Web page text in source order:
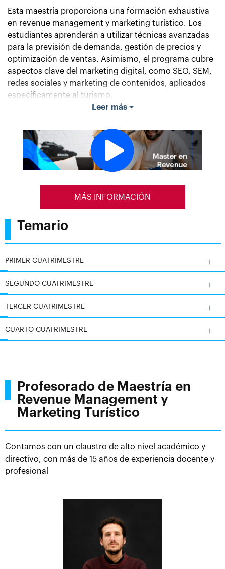
Esta maestría proporciona una formación exhaustiva
en revenue management y marketing turístico. Los
estudiantes aprenderán a utilizar técnicas avanzadas
para la previsión de demanda, gestión de precios y
optimización de ventas. Asimismo, el programa cubre
aspectos clave del marketing digital, como SEO, SEM,
redes sociales y marketing de contenidos, aplicados
específicamente al turismo.
participantes aplicar sus conocimientos en situaciones
reales, desarrollando habilidades en planificación
estratégica y toma de decisiones. Los egresados
estarán preparados para liderar equipos y proyectos en
sus organizaciones en un mercado globalizado y
Leer más
MÁS INFORMACIÓN
Temario
PRIMER CUATRIMESTRE
SEGUNDO CUATRIMESTRE
TERCER CUATRIMESTRE
CUARTO CUATRIMESTRE
Profesorado de Maestría en
Revenue Management y
Marketing Turístico
Contamos con un claustro de alto nivel académico y
directivo, con más de 15 años de experiencia docente y
profesional